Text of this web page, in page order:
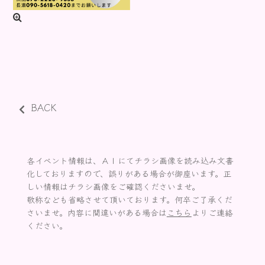
BACK
各イベント情報は、ＡＩにてチラシ画像を読み込み文書
化しておりますので、誤りがある場合が御座います。正
しい情報はチラシ画像をご確認くださいませ。
敬称なども省略させて頂いております。何卒ご了承くだ
さいませ。内容に間違いがある場合は こちら よりご連絡
ください。